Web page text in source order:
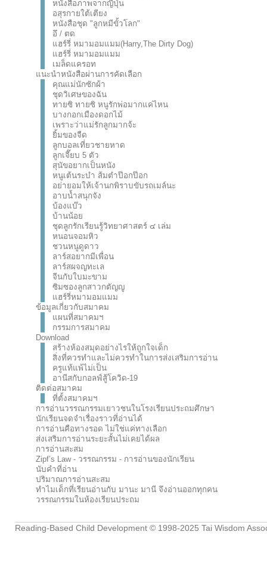
หนังสือภาพจากญี่ปุ่น
อสุรกายใต้เตียง
หนังสือชุด "ลูกหมีขั้วโลก"
อึ / ตด
แฮร์รี่ หมามอมแมม(Harry,The Dirty Dog)
แฮร์รี่ หมามอมแมม
เมล็ดแครอท
แนะนำหนังสือผ่านการคัดเลือก
คุณแม่นักซักผ้า
ชุดวิเศษของฉัน
ทายซิ ทายซิ หนูรักพ่อมากแค่ไหน
บางกอกเมืองดอกไม้
เพราะว่าแม่รักลูกมากจ้ะ
ยิ้มของจืด
ลูกบอลเที่ยวชายหาด
ลูกเจี๊ยบ 5 ตัว
สุนัขอยากเป็นหนัง
หนูเต้นระบำ ส้มตำป๊อกป๊อก
อย่ายอมให้เจ้านกพิราบขับรถเมล์นะ
อาบน้ำสนุกจัง
บ้องแบ๊ว
บ้านน้อย
ชุดลูกรักเรียนรู้วิทยาศาสตร์ ๔ เล่ม
หนอนจอมหิว
ชวนหนูดูดาว
ลาร์สอยากมีเพื่อน
ลาร์สผจญทะเล
จีนกับใบมะขาม
ซิมซองลูกสาวกตัญญู
แฮร์รี่หมามอมแมม
ข้อมูลเกี่ยวกับสมาคม
แผนที่สมาคมฯ
กรรมการสมาคม
Download
สร้างห้องสมุดอย่างไรให้ถูกใจเด็ก
สิ่งที่ควรทำและไม่ควรทำในการส่งเสริมการอ่าน
ครูแท้แพ้ไม่เป็น
อานีสกับกอลฟ์สู้โควิด-19
ติดต่อสมาคม
ที่ตั้งสมาคมฯ
การอ่านวรรณกรรมเยาวชนในโรงเรียนประถมศึกษา
นักเรียนจดจำเรื่องราวที่อ่านได้
การอ่านคือทางรอด ไม่ใช่แค่ทางเลือก
ส่งเสริมการอ่านระยะสั้นไม่เคยได้ผล
การอ่านสะสม
Zipf’s Law - วรรณกรรม - การอ่านของนักเรียน
นับคำที่อ่าน
ปริมาณการอ่านสะสม
ทำไมเด็กที่เรียนอ่านกับ มานะ มานี จึงอ่านออกทุกคน
วรรณกรรมในห้องเรียนประถม
Reading-Based Child Development © 1998-2025 Tai Wisdom